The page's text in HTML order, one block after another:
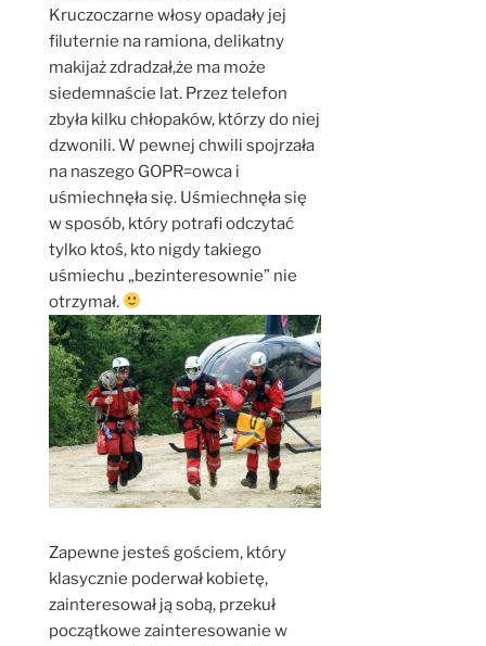
Kruczoczarne włosy opadały jej
filuternie na ramiona, delikatny
makijaż zdradzał,że ma może
siedemnaście lat. Przez telefon
zbyła kilku chłopaków, którzy do niej
dzwonili. W pewnej chwili spojrzała
na naszego GOPR=owca i
uśmiechnęła się. Uśmiechnęła się
w sposób, który potrafi odczytać
tylko ktoś, kto nigdy takiego
uśmiechu „bezinteresownie” nie
otrzymał.
Zapewne jesteś gościem, który
klasycznie poderwał kobietę,
zainteresował ją sobą, przekuł
początkowe zainteresowanie w